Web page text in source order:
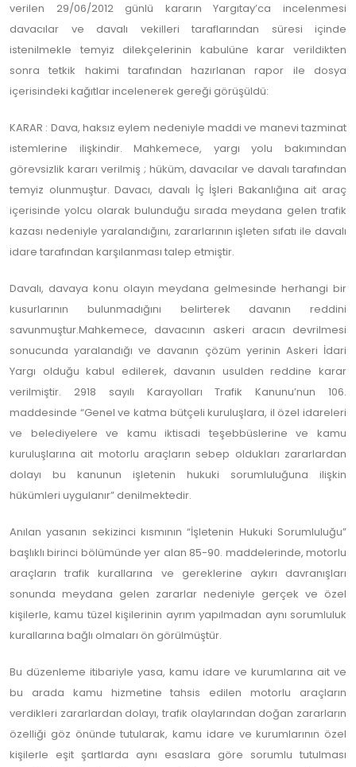
verilen 29/06/2012 günlü kararın Yargıtay’ca incelenmesi
davacılar ve davalı vekilleri taraflarından süresi içinde
istenilmekle temyiz dilekçelerinin kabulüne karar verildikten
sonra tetkik hakimi tarafından hazırlanan rapor ile dosya
içerisindeki kağıtlar incelenerek gereği görüşüldü:
KARAR : Dava, haksız eylem nedeniyle maddi ve manevi tazminat
istemlerine ilişkindir. Mahkemece, yargı yolu bakımından
görevsizlik kararı verilmiş ; hüküm, davacılar ve davalı tarafından
temyiz olunmuştur. Davacı, davalı İç İşleri Bakanlığına ait araç
içerisinde yolcu olarak bulunduğu sırada meydana gelen trafik
kazası nedeniyle yaralandığını, zararlarının işleten sıfatı ile davalı
idare tarafından karşılanması talep etmiştir.
Davalı, davaya konu olayın meydana gelmesinde herhangi bir
kusurlarının bulunmadığını belirterek davanın reddini
savunmuştur.Mahkemece, davacının askeri aracın devrilmesi
sonucunda yaralandığı ve davanın çözüm yerinin Askeri İdari
Yargı olduğu kabul edilerek, davanın usulden reddine karar
verilmiştir. 2918 sayılı Karayolları Trafik Kanunu’nun 106.
maddesinde “Genel ve katma bütçeli kuruluşlara, il özel idareleri
ve belediyelere ve kamu iktisadi teşebbüslerine ve kamu
kuruluşlarına ait motorlu araçların sebep oldukları zararlardan
dolayı bu kanunun işletenin hukuki sorumluluğuna ilişkin
hükümleri uygulanır” denilmektedir.
Anılan yasanın sekizinci kısmının “İşletenin Hukuki Sorumluluğu”
başlıklı birinci bölümünde yer alan 85-90. maddelerinde, motorlu
araçların trafik kurallarına ve gereklerine aykırı davranışları
sonunda meydana gelen zararlar nedeniyle gerçek ve özel
kişilerle, kamu tüzel kişilerinin ayrım yapılmadan aynı sorumluluk
kurallarına bağlı olmaları ön görülmüştür.
Bu düzenleme itibariyle yasa, kamu idare ve kurumlarına ait ve
bu arada kamu hizmetine tahsis edilen motorlu araçların
verdikleri zararlardan dolayı, trafik olaylarından doğan zararların
özelliği göz önünde tutularak, kamu idare ve kurumlarının özel
kişilerle eşit şartlarda aynı esaslara göre sorumlu tutulması